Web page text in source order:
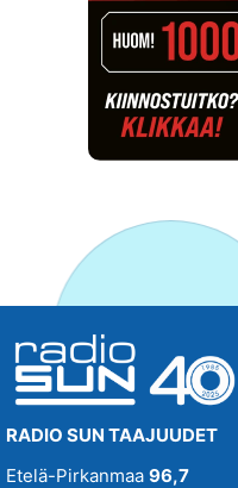
RADIO SUN TAAJUUDET
Etelä-Pirkanmaa 96,7